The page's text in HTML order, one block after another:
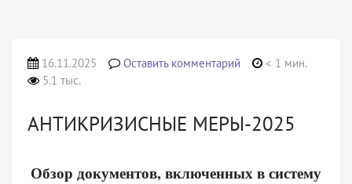
16.11.2025 Оставить комментарий
< 1 мин.
5.1 тыс.
АНТИКРИЗИСНЫЕ МЕРЫ-2025
Обзор документов, включенных в систему